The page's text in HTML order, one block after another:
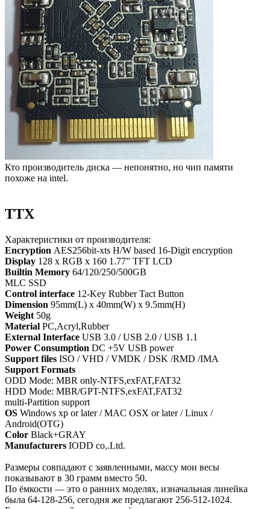
Кто производитель диска — непонятно, но чип памяти
похоже на intel.
ТТХ
Характеристики от производителя:
Encryption AES256bit-xts H/W based 16-Digit encryption
Display 128 x RGB x 160 1.77” TFT LCD
Builtin Memory 64/120/250/500GB
MLC SSD
Control interface 12-Key Rubber Tact Button
Dimension 95mm(L) x 40mm(W) x 9.5mm(H)
Weight 50g
Material PC,Acryl,Rubber
External Interface USB 3.0 / USB 2.0 / USB 1.1
Power Consumption DC +5V USB power
Support files ISO / VHD / VMDK / DSK /RMD /IMA
Support Formats
ODD Mode: MBR only-NTFS,exFAT,FAT32
HDD Mode: MBR/GPT-NTFS,exFAT,FAT32
multi-Partition support
OS Windows xp or later / MAC OSX or later / Linux /
Android(OTG)
Color Black+GRAY
Manufacturers IODD co,.Ltd.
Размеры совпадают с заявленными, массу мои весы
показывают в 30 грамм вместо 50.
По ёмкости — это о ранних моделях, изначальная линейка
была 64-128-256, сегодня же предлагают 256-512-1024.